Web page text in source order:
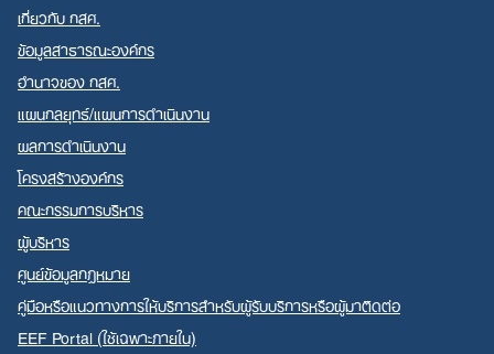
เกี่ยวกับ กสศ.
ข้อมูลสาธารณะองค์กร
อำนาจของ กสศ.
แผนกลยุทธ์/แผนการดำเนินงาน
ผลการดำเนินงาน
โครงสร้างองค์กร
คณะกรรมการบริหาร
ผู้บริหาร
ศูนย์ข้อมูลกฎหมาย
คู่มือหรือแนวทางการให้บริการสำหรับผู้รับบริการหรือผู้มาติดต่อ
EEF Portal (ใช้เฉพาะภายใน)